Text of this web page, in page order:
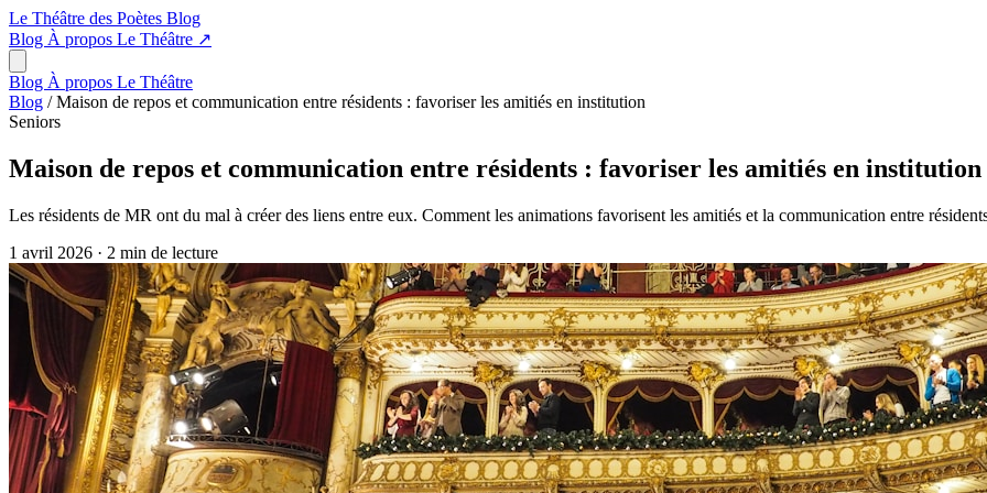
Le Théâtre des Poètes Blog
Blog À propos Le Théâtre ↗
Blog À propos Le Théâtre
Blog / Maison de repos et communication entre résidents : favoriser les amitiés en institution
Seniors
Maison de repos et communication entre résidents : favoriser les amitiés en institution
Les résidents de MR ont du mal à créer des liens entre eux. Comment les animations favorisent les amitiés et la communication entre
1 avril 2026 · 2 min de lecture